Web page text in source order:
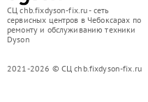
СЦ chb.fixdyson-fix.ru - сеть
сервисных центров в Чебоксарах по
ремонту и обслуживанию техники
Dyson
2021-2026 © СЦ chb.fixdyson-fix.ru